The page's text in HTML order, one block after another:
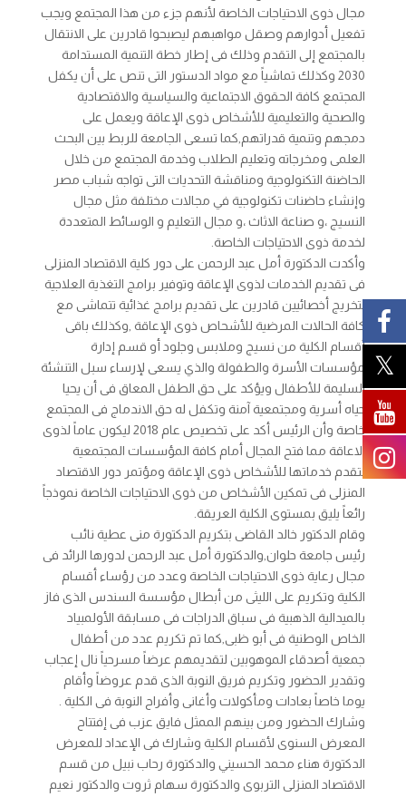
مجال ذوى الاحتياجات الخاصة لأنهم جزء من هذا المجتمع ويجب
تفعيل أدوارهم وصقل مواهبهم ليصبحوا قادرين على الانتقال
بالمجتمع إلى التقدم وذلك فى إطار خطة التنمية المستدامة
2030 وكذلك تماشياً مع مواد الدستور التى تنص على أن يكفل
المجتمع كافة الحقوق الاجتماعية والسياسية والاقتصادية
والصحية والتعليمية للأشخاص ذوى الإعاقة ويعمل على
دمجهم وتنمية قدراتهم,كما تسعى الجامعة للربط بين البحث
العلمى ومخرجاته وتعليم الطلاب وخدمة المجتمع من خلال
الحاضنة التكنولوجية ومناقشة التحديات التى تواجه شباب مصر
وإنشاء حاضنات تكنولوجية في مجالات مختلفة مثل مجال
النسيج ،و صناعة الاثاث ،و مجال التعليم و الوسائط المتعددة
لخدمة ذوى الاحتياجات الخاصة.
وأكدت الدكتورة أمل عبد الرحمن على دور كلية الاقتصاد المنزلى
فى تقديم الخدمات لذوى الإعاقة وتوفير برامج التغذية العلاجية
لتخريج أخصائيين قادرين على تقديم برامج غذائية تتماشى مع
كافة الحالات المرضية للأشحاص ذوى الإعاقة ,وكذلك باقى
أقسام الكلية من نسيج وملابس وجلود أو قسم إدارة
مؤسسات الأسرة والطفولة والذي يسعى لإرساء سبل التنشئة
السليمة للأطفال ويؤكد على حق الطفل المعاق فى أن يحيا
حياه أسرية ومجتمعية آمنة وتكفل له حق الاندماج فى المجتمع
خاصة وأن الرئيس أكد على تخصيص عام 2018 ليكون عاماً لذوى
الاعاقة مما فتح المجال أمام كافة المؤسسات المجتمعية
لتقدم خدماتها للأشخاص ذوى الإعاقة ومؤتمر دور الاقتصاد
المنزلى فى تمكين الأشخاص من ذوى الاحتياجات الخاصة نموذجاً
رائعاً يليق بمستوى الكلية العريقة.
وقام الدكتور خالد القاضى بتكريم الدكتورة منى عطية نائب
رئيس جامعة حلوان,والدكتورة أمل عبد الرحمن لدورها الرائد فى
مجال رعاية ذوى الاحتياجات الخاصة وعدد من رؤساء أقسام
الكلية وتكريم على الليثى من أبطال مؤسسة السندس الذى فاز
بالميدالية الذهبية فى سباق الدراجات فى مسابقة الأولمبياد
الخاص الوطنية فى أبو ظبى,كما تم تكريم عدد من أطفال
جمعية أصدقاء الموهوبين لتقديمهم عرضاً مسرحياً نال إعجاب
وتقدير الحضور وتكريم فريق النوبة الذى قدم عروضاً وأقام
يوما خاصاً بعادات ومأكولات وأغانى وأفراح النوبة فى الكلية .
وشارك الحضور ومن بينهم الممثل فايق عزب فى إفتتاح
المعرض السنوى لأقسام الكلية وشارك فى الإعداد للمعرض
الدكتورة هناء محمد الحسيني والدكتورة رحاب نبيل من قسم
الاقتصاد المنزلى التربوى والدكتورة سهام ثروت والدكتور نعيم